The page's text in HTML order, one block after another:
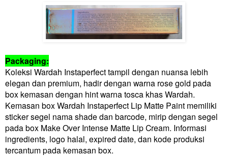
Packaging:
Koleksi Wardah Instaperfect tampil dengan nuansa lebih
elegan dan premium, hadir dengan warna rose gold pada
box kemasan dengan hint warna tosca khas Wardah.
Kemasan box Wardah Instaperfect Lip Matte Paint memiliki
sticker segel nama shade dan barcode, mirip dengan segel
pada box Make Over Intense Matte Lip Cream. Informasi
ingredients, logo halal, expired date, dan kode produksi
tercantum pada kemasan box.